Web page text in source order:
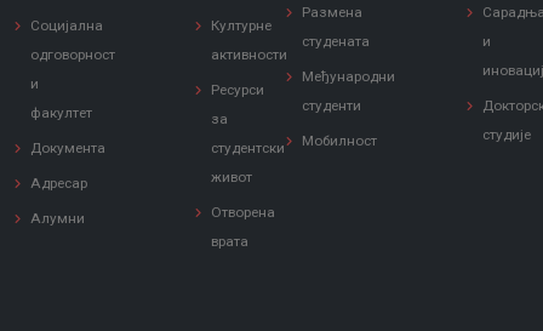
Социјална
одговорност
и
факултет
Документа
Адресар
Алумни
Културне
активности
Ресурси
за
студентски
живот
Отворена
врата
Размена
студената
Међународни
студенти
Мобилност
и
студије